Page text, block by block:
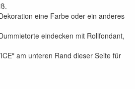
eine Farbe oder ein anderes
eindecken mit Rollfondant,
am unteren Rand dieser Seite für